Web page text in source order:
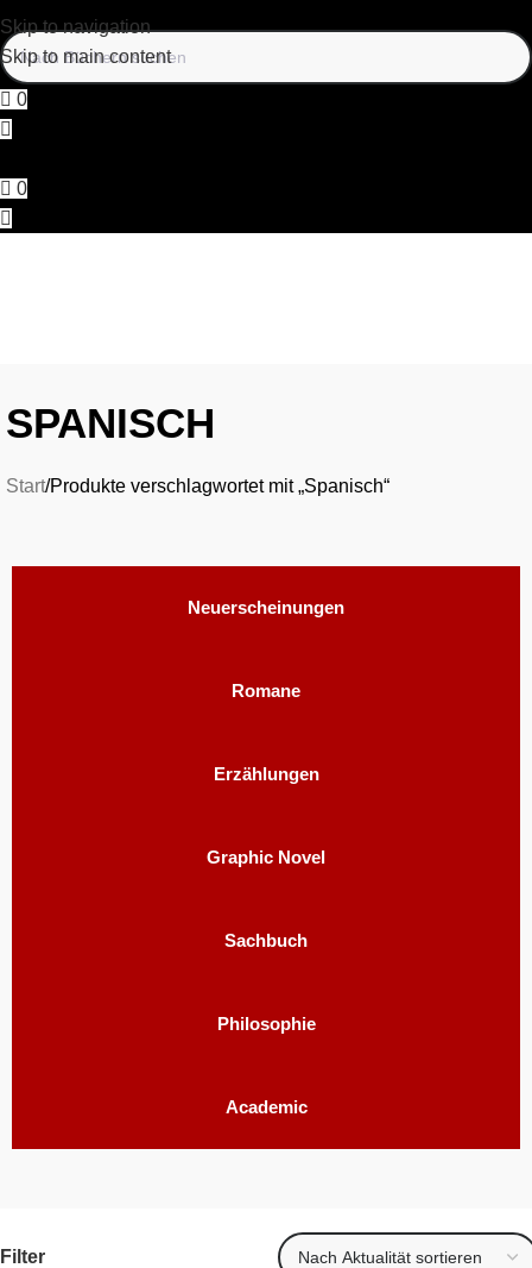
Skip to navigation
Skip to main content
0
0
SPANISCH
Start Produkte verschlagwortet mit „Spanisch“
Neu­er­schei­nun­gen
Romane
Er­zäh­lun­gen
Graphic Novel
Sachbuch
Phi­lo­so­phie
Aca­de­mic
Filter